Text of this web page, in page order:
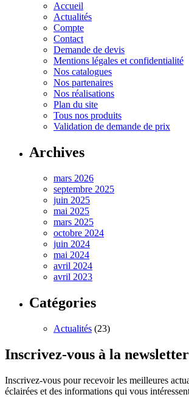
Accueil
Actualités
Compte
Contact
Demande de devis
Mentions légales et confidentialité
Nos catalogues
Nos partenaires
Nos réalisations
Plan du site
Tous nos produits
Validation de demande de prix
Archives
mars 2026
septembre 2025
juin 2025
mai 2025
mars 2025
octobre 2024
juin 2024
mai 2024
avril 2024
avril 2023
Catégories
Actualités (23)
Inscrivez-vous à la newsletter
Inscrivez-vous pour recevoir les meilleures
éclairées et des informations qui vous